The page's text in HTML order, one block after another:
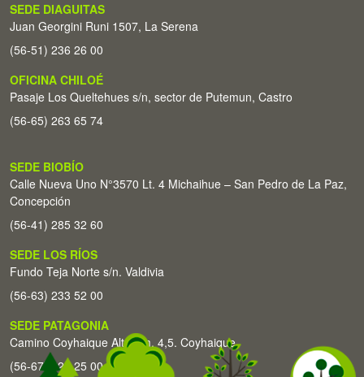
SEDE DIAGUITAS
Juan Georgini Runi 1507, La Serena
(56-51) 236 26 00
OFICINA CHILOÉ
Pasaje Los Queltehues s/n, sector de Putemun, Castro
(56-65) 263 65 74
SEDE BIOBÍO
Calle Nueva Uno N°3570 Lt. 4 Michaihue – San Pedro de La Paz,
Concepción
(56-41) 285 32 60
SEDE LOS RÍOS
Fundo Teja Norte s/n. Valdivia
(56-63) 233 52 00
SEDE PATAGONIA
Camino Coyhaique Alto Km. 4,5. Coyhaique
(56-67) 226 25 00